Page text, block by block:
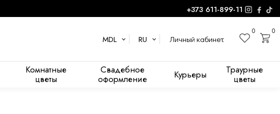
+373 611-899-11
MDL RU Личный кабинет
0 0
Комнатные
цветы
Свадебное
оформление Курьеры Траурные
цветы